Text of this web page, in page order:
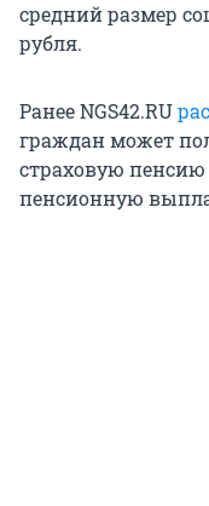
средний размер
рубля.
Ранее NGS42.RU
граждан может
страховую пенсию
пенсионную